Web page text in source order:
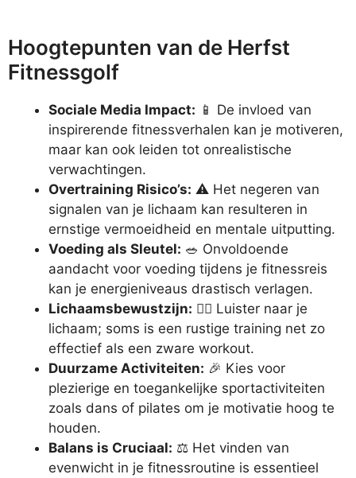
Hoogtepunten van de Herfst
Fitnessgolf
Sociale Media Impact: 📱 De invloed van
inspirerende fitnessverhalen kan je motiveren,
maar kan ook leiden tot onrealistische
verwachtingen.
Overtraining Risico’s: ⚠️ Het negeren van
signalen van je lichaam kan resulteren in
ernstige vermoeidheid en mentale uitputting.
Voeding als Sleutel: 🥗 Onvoldoende
aandacht voor voeding tijdens je fitnessreis
kan je energieniveaus drastisch verlagen.
Lichaamsbewustzijn: 🧘‍♂️ Luister naar je
lichaam; soms is een rustige training net zo
effectief als een zware workout.
Duurzame Activiteiten: 🎉 Kies voor
plezierige en toegankelijke sportactiviteiten
zoals dans of pilates om je motivatie hoog te
houden.
Balans is Cruciaal: ⚖️ Het vinden van
evenwicht in je fitnessroutine is essentieel